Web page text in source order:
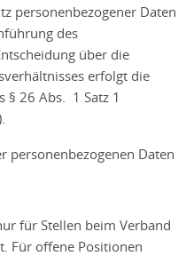
personenbezogener Daten
des
über die
erfolgt die
§ 26 Abs. 1 Satz 1
personenbezogenen Daten
für Stellen beim Verband
Für offene Positionen